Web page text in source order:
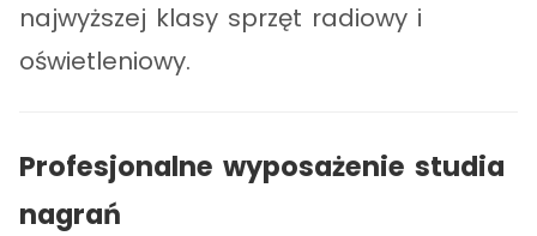
najwyższej klasy sprzęt radiowy i
oświetleniowy.
Profesjonalne wyposażenie studia
nagrań